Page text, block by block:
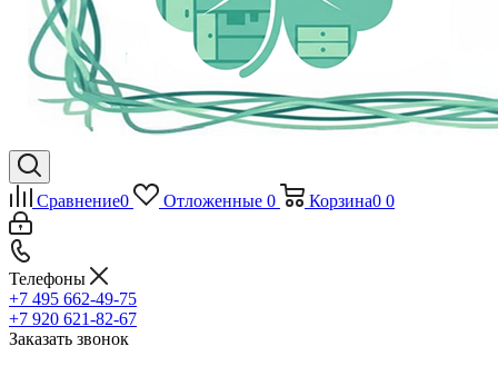
Сравнение0 Отложенные 0 Корзина0 0
Телефоны
+7 495 662-49-75
+7 920 621-82-67
Заказать звонок